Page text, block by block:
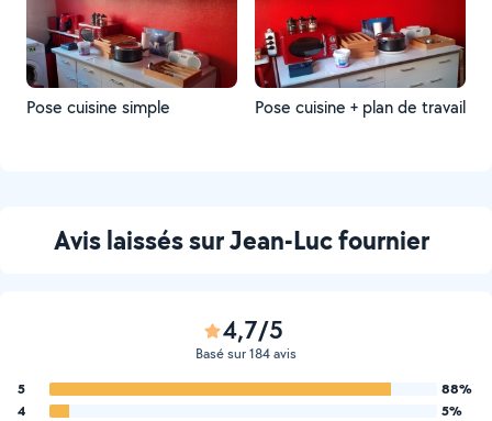
Pose cuisine simple Pose cuisine + plan de travail
Avis laissés sur Jean-Luc fournier
4,7/5
Basé sur 184 avis
5
88%
4
5%